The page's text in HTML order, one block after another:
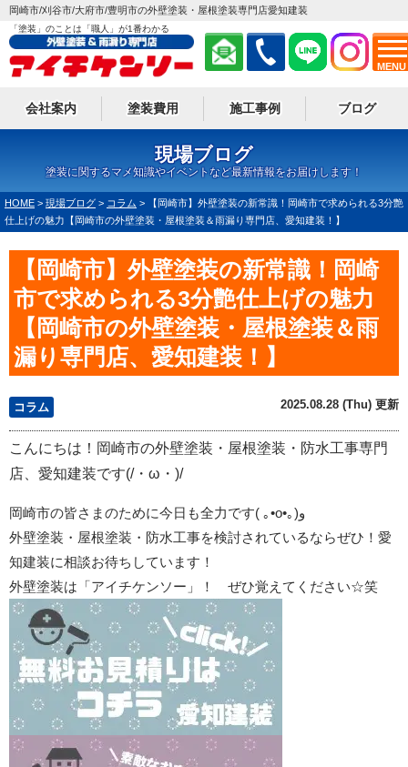
MENU
岡崎市/刈谷市/大府市/豊明市の外壁塗装・屋根塗装専門店愛知建装
「塗装」のことは「職人」が1番わかる
会社案内 塗装費用 施工事例 ブログ
現場ブログ
塗装に関するマメ知識やイベントなど最新情報をお届けします！
HOME > 現場ブログ > コラム >
【岡崎市】外壁塗装の新常識！岡崎市で求められる3分艶
仕上げの魅力【岡崎市の外壁塗装・屋根塗装＆雨漏り専門店、愛知建装！】
【岡崎市】外壁塗装の新常識！岡崎
市で求められる3分艶仕上げの魅力
【岡崎市の外壁塗装・屋根塗装＆雨
漏り専門店、愛知建装！】
コラム 2025.08.28 (Thu) 更新
こんにちは！岡崎市の外壁塗装・屋根塗装・防水工事専門
店、愛知建装です(/・ω・)/
岡崎市の皆さまのために今日も全力です( ｡•o•｡)و
外壁塗装・屋根塗装・防水工事を検討されているならぜひ！愛
知建装に相談お待ちしています！
外壁塗装は「アイチケンソー」！ ぜひ覚えてください☆笑